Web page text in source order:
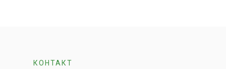
КОНТАКТ